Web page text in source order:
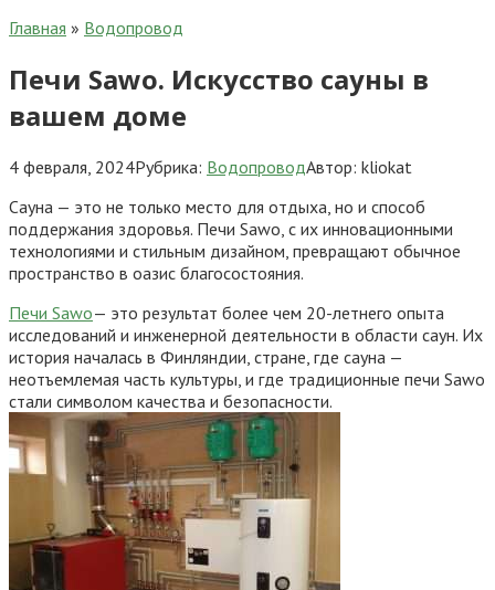
Главная » Водопровод
Печи Sawo. Искусство сауны в
вашем доме
4 февраля, 2024Рубрика: ВодопроводАвтор: kliokat
Сауна — это не только место для отдыха, но и способ
поддержания здоровья. Печи Sawo, с их инновационными
технологиями и стильным дизайном, превращают обычное
пространство в оазис благосостояния.
Печи Sawo— это результат более чем 20-летнего опыта
исследований и инженерной деятельности в области саун. Их
история началась в Финляндии, стране, где сауна —
неотъемлемая часть культуры, и где традиционные печи Sawo
стали символом качества и безопасности.